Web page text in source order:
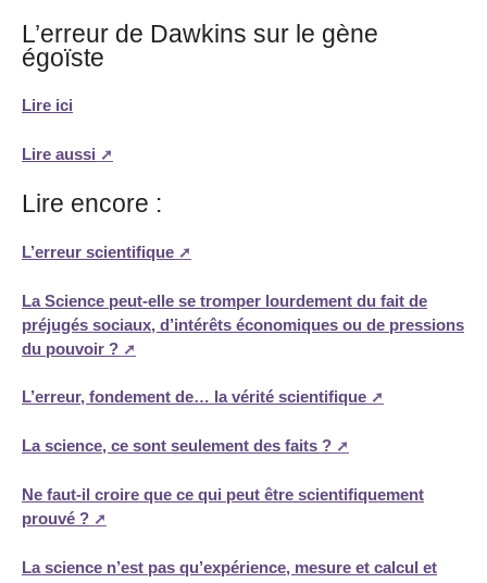
L’erreur de Dawkins sur le gène
égoïste
Lire ici
Lire aussi
Lire encore :
L’erreur scientifique
La Science peut-elle se tromper lourdement du fait de
préjugés sociaux, d’intérêts économiques ou de pressions
du pouvoir ?
L’erreur, fondement de… la vérité scientifique
La science, ce sont seulement des faits ?
Ne faut-il croire que ce qui peut être scientifiquement
prouvé ?
La science n’est pas qu’expérience, mesure et calcul et